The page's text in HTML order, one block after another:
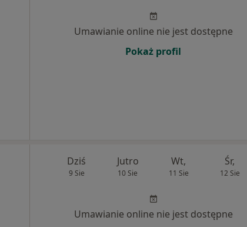
Umawianie online nie jest dostępne
Pokaż profil
Dziś
9 Sie
Jutro
10 Sie
Wt,
11 Sie
Śr,
12 Sie
Umawianie online nie jest dostępne